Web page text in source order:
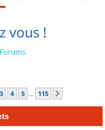
vous !
115
3 4 5 … 115